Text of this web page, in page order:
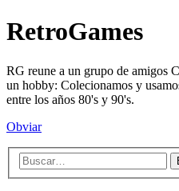
RetroGames
RG reune a un grupo de amigos
un hobby: Colecionamos y
entre los años 80's y 90's.
Obviar